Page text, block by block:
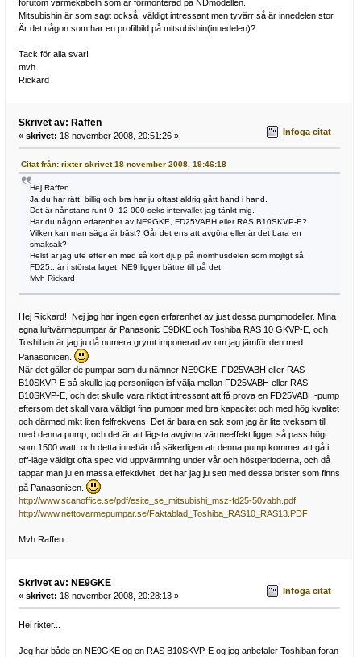
förutom värmekabeln som är förmonterad på NDmodellen.
Mitsubishin är som sagt också väldigt intressant men tyvärr så är innedelen stor.
Är det någon som har en profilbild på mitsubishin(innedelen)?
Tack för alla svar!
mvh
Rickard
Skrivet av: Raffen
« skrivet: 18 november 2008, 20:51:26 » Infoga citat
Citat från: rixter skrivet 18 november 2008, 19:46:18
Hej Raffen
Ja du har rätt, billig och bra har ju oftast aldrig gått hand i hand.
Det är nånstans runt 9 -12 000 seks intervallet jag tänkt mig.
Har du någon erfarenhet av NE9GKE, FD25VABH eller RAS B10SKVP-E?
Vilken kan man säga är bäst? Går det ens att avgöra eller är det bara en
smaksak?
Helst är jag ute efter en med så kort djup på inomhusdelen som möjligt så
FD25.. är i största laget. NE9 ligger bättre till på det.
Mvh Rickard
Hej Rickard! Nej jag har ingen egen erfarenhet av just dessa pumpmodeller. Mina
egna luftvärmepumpar är Panasonic E9DKE och Toshiba RAS 10 GKVP-E, och
Toshiban är jag ju då numera grymt imponerad av om jag jämför den med
Panasonicen.
När det gäller de pumpar som du nämner NE9GKE, FD25VABH eller RAS
B10SKVP-E så skulle jag personligen isf välja mellan FD25VABH eller RAS
B10SKVP-E, och det skulle vara riktigt intressant att få prova en FD25VABH-pump
eftersom det skall vara väldigt fina pumpar med bra kapacitet och med hög kvalitet
och därmed mkt liten felfrekvens. Det är bara en sak som jag är lite tveksam till
med denna pump, och det är att lägsta avgivna värmeeffekt ligger så pass högt
som 1500 watt, och detta innebär då säkerligen att denna pump kommer att gå i
off-läge väldigt ofta spec vid uppvärmning under vår och höstperioderna, och då
tappar man ju en massa effektivitet, det har jag ju sett med dessa brister som finns
på Panasonicen.
http://www.scanoffice.se/pdf/esite_se_mitsubishi_msz-fd25-50vabh.pdf
http://www.nettovarmepumpar.se/Faktablad_Toshiba_RAS10_RAS13.PDF
Mvh Raffen.
Skrivet av: NE9GKE
« skrivet: 18 november 2008, 20:28:13 » Infoga citat
Hei rixter...
Jeg har både en NE9GKE og en RAS B10SKVP-E og jeg anbefaler Toshiban foran